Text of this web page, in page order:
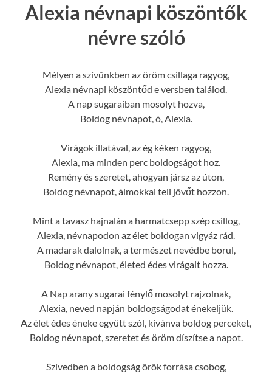
Alexia névnapi köszöntők
névre szóló
Mélyen a szívünkben az öröm csillaga ragyog,
Alexia névnapi köszöntőd e versben találod.
A nap sugaraiban mosolyt hozva,
Boldog névnapot, ó, Alexia.
Virágok illatával, az ég kéken ragyog,
Alexia, ma minden perc boldogságot hoz.
Remény és szeretet, ahogyan jársz az úton,
Boldog névnapot, álmokkal teli jövőt hozzon.
Mint a tavasz hajnalán a harmatcsepp szép csillog,
Alexia, névnapodon az élet boldogan vigyáz rád.
A madarak dalolnak, a természet nevédbe borul,
Boldog névnapot, életed édes virágait hozza.
A Nap arany sugarai fénylő mosolyt rajzolnak,
Alexia, neved napján boldogságodat énekeljük.
Az élet édes éneke együtt szól, kívánva boldog perceket,
Boldog névnapot, szeretet és öröm díszítse a napot.
Szívedben a boldogság örök forrása csobog,